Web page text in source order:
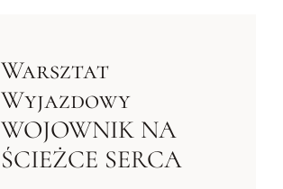
Warsztat
Wyjazdowy
WOJOWNIK NA
ŚCIEŻCE SERCA